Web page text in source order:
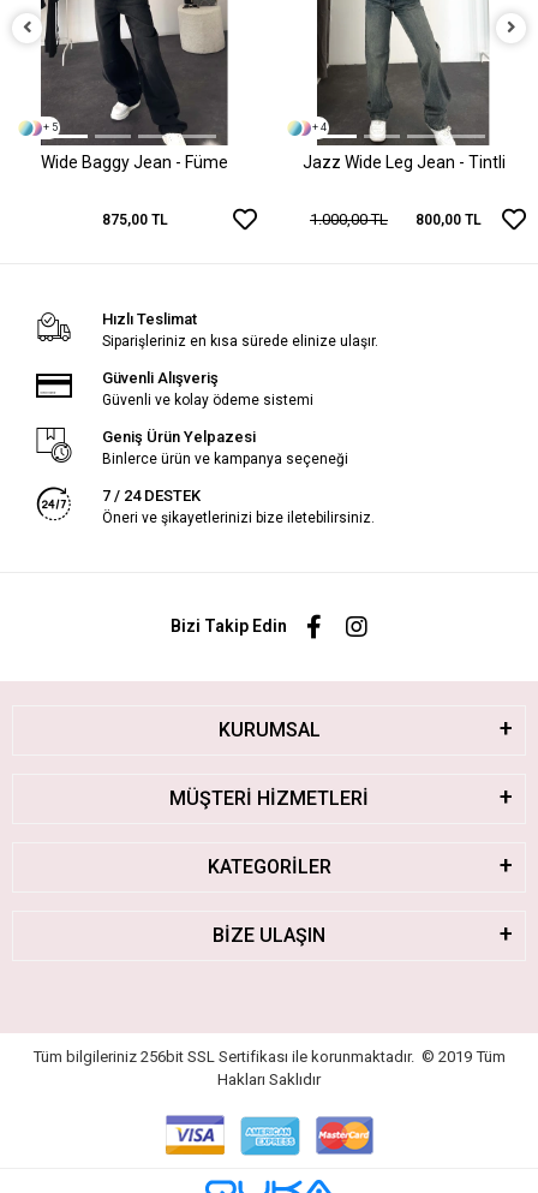
+ 5
Wide Baggy Jean - Füme
875,00 TL
+ 4
Jazz Wide Leg Jean - Tintli
1.000,00 TL 800,00 TL
Hızlı Teslimat
Siparişleriniz en kısa sürede elinize ulaşır.
Güvenli Alışveriş
Güvenli ve kolay ödeme sistemi
Geniş Ürün Yelpazesi
Binlerce ürün ve kampanya seçeneği
7 / 24 DESTEK
Öneri ve şikayetlerinizi bize iletebilirsiniz.
Bizi Takip Edin
KURUMSAL
MÜŞTERİ HİZMETLERİ
KATEGORİLER
BİZE ULAŞIN
Tüm bilgileriniz 256bit SSL Sertifikası ile korunmaktadır. © 2019 Tüm
Hakları Saklıdır